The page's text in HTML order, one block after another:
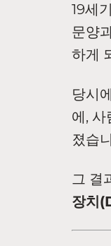
19세
문양
하게
당시
에,
졌습
그 결
장치